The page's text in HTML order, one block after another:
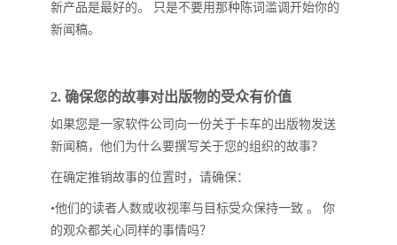
新产品是最好的。 只是不要用那种陈词滥调开始你的
新闻稿。
2. 确保您的故事对出版物的受众有价值
如果您是一家软件公司向一份关于卡车的出版物发送
新闻稿，他们为什么要撰写关于您的组织的故事？
在确定推销故事的位置时，请确保：
•他们的读者人数或收视率与目标受众保持一致 。 你
的观众都关心同样的事情吗？